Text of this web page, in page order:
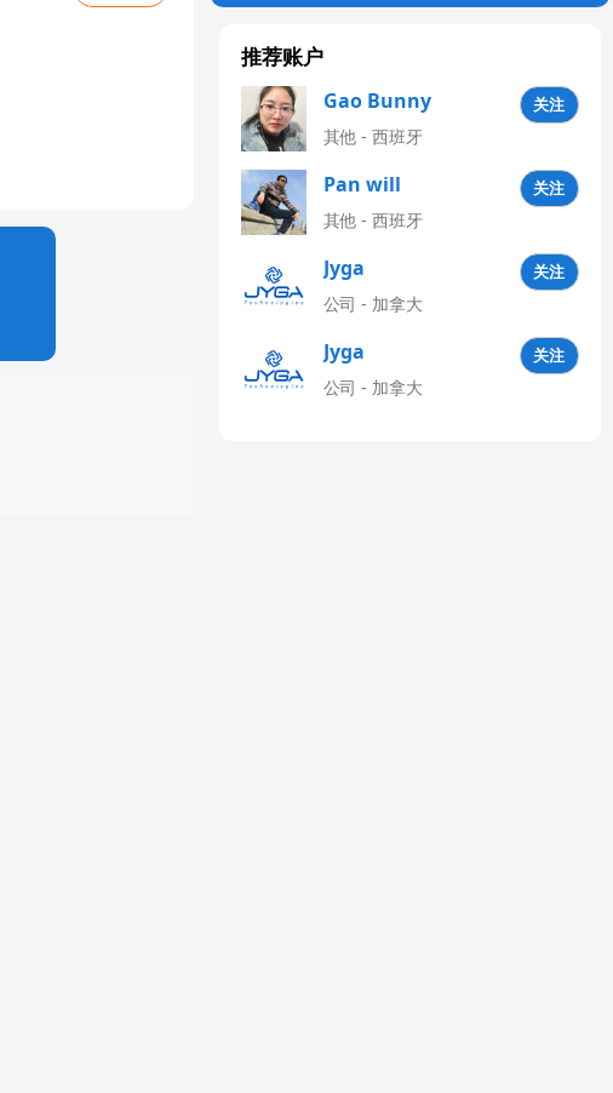
推荐账户
Gao Bunny 关注
其他 - 西班牙
Pan will 关注
其他 - 西班牙
Jyga
Technologies
关注
公司 - 加拿大
Jyga
Technologies
关注
公司 - 加拿大